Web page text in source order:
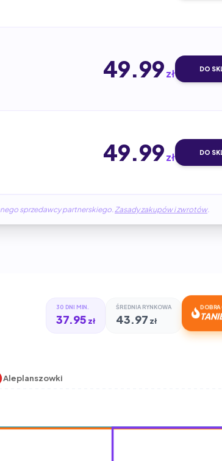
49.99zł DO
49.99zł DO
sprzedawcy partnerskiego.Zasady zakupów i zwrotów.
30 DNI MIN.
37.95 zł
ŚREDNIA RYNKOWA
43.97 zł
DOBRA